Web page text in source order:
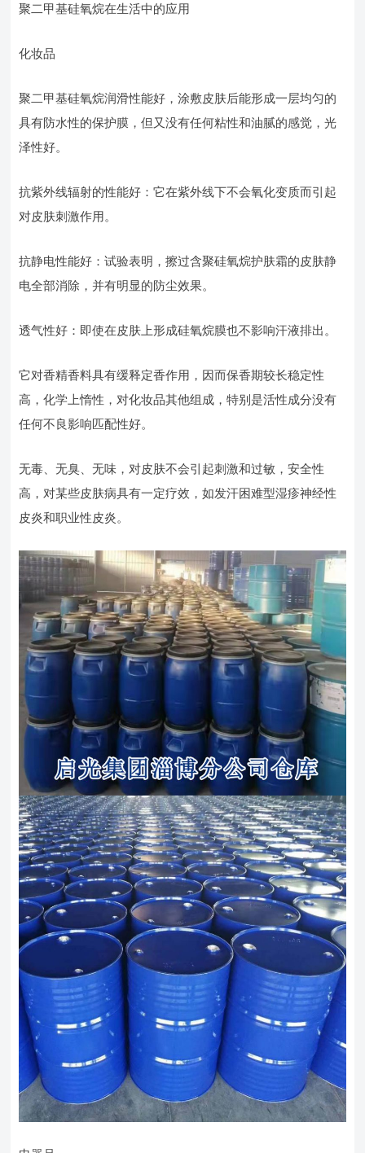
聚二甲基硅氧烷在生活中的应用
化妆品
聚二甲基硅氧烷润滑性能好，涂敷皮肤后能形成一层均匀的
具有防水性的保护膜，但又没有任何粘性和油腻的感觉，光
泽性好。
抗紫外线辐射的性能好：它在紫外线下不会氧化变质而引起
对皮肤刺激作用。
抗静电性能好：试验表明，擦过含聚硅氧烷护肤霜的皮肤静
电全部消除，并有明显的防尘效果。
透气性好：即使在皮肤上形成硅氧烷膜也不影响汗液排出。
它对香精香料具有缓释定香作用，因而保香期较长稳定性
高，化学上惰性，对化妆品其他组成，特别是活性成分没有
任何不良影响匹配性好。
无毒、无臭、无味，对皮肤不会引起刺激和过敏，安全性
高，对某些皮肤病具有一定疗效，如发汗困难型湿疹神经性
皮炎和职业性皮炎。